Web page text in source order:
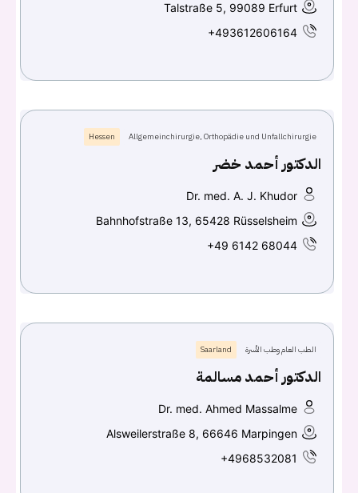
Talstraße 5, 99089 Erfurt
+493612606164
Allgemeinchirurgie, Orthopädie und Unfallchirurgie
Hessen
الدكتور أحمد خضر
Dr. med. A. J. Khudor
Bahnhofstraße 13, 65428 Rüsselsheim
+49 6142 68044
الطب العام وطب الأسرة Saarland
الدكتور أحمد مسالمة
Dr. med. Ahmed Massalme
Alsweilerstraße 8, 66646 Marpingen
+4968532081